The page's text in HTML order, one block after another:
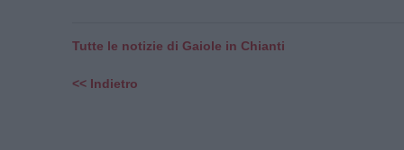
Tutte le notizie di Gaiole in Chianti
<< Indietro